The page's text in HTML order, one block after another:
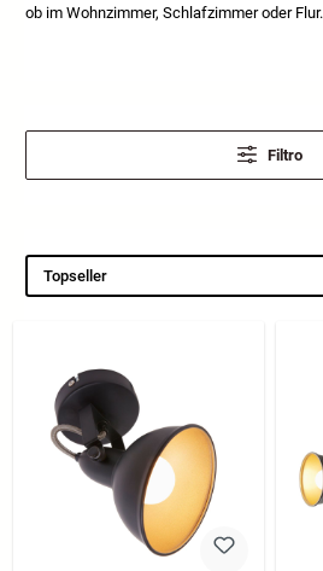
ob im Wohnzimmer, Schlafzimmer oder Flur.
Filtro
Topseller